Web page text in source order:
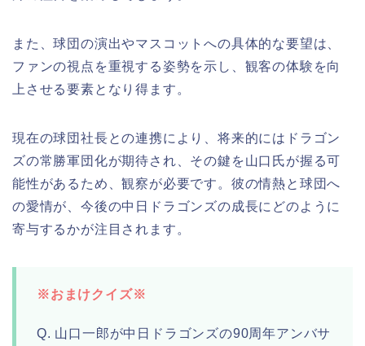
また、球団の演出やマスコットへの具体的な要望は、
ファンの視点を重視する姿勢を示し、観客の体験を向
上させる要素となり得ます。
現在の球団社長との連携により、将来的にはドラゴン
ズの常勝軍団化が期待され、その鍵を山口氏が握る可
能性があるため、観察が必要です。彼の情熱と球団へ
の愛情が、今後の中日ドラゴンズの成長にどのように
寄与するかが注目されます。
※おまけクイズ※
Q. 山口一郎が中日ドラゴンズの90周年アンバサ